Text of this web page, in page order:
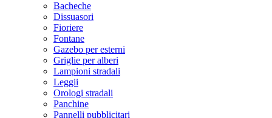
Bacheche
Dissuasori
Fioriere
Fontane
Gazebo per esterni
Griglie per alberi
Lampioni stradali
Leggii
Orologi stradali
Panchine
Pannelli pubblicitari